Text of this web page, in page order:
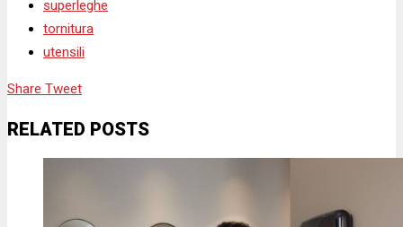
superleghe
tornitura
utensili
Share Tweet
RELATED POSTS